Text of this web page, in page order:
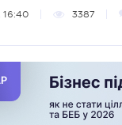
16:40 3387